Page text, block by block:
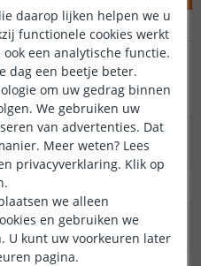
daarop lijken helpen we u
functionele cookies werkt
een analytische functie.
dag een beetje beter.
om uw gedrag binnen
We gebruiken uw
van advertenties. Dat
Meer weten? Lees
privacyverklaring. Klik op
we alleen
en gebruiken we
U kunt uw voorkeuren later
pagina.